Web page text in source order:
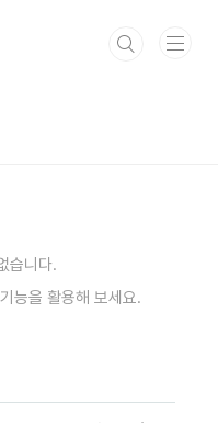
습니다.
능을 활용해 보세요.